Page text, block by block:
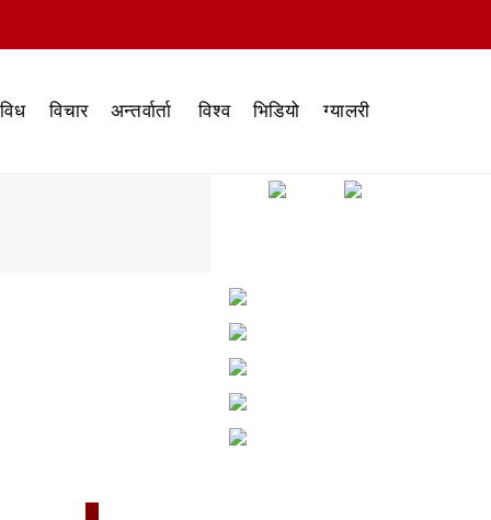
विचार अन्तर्वार्ता विश्व भिडियो ग्यालरी